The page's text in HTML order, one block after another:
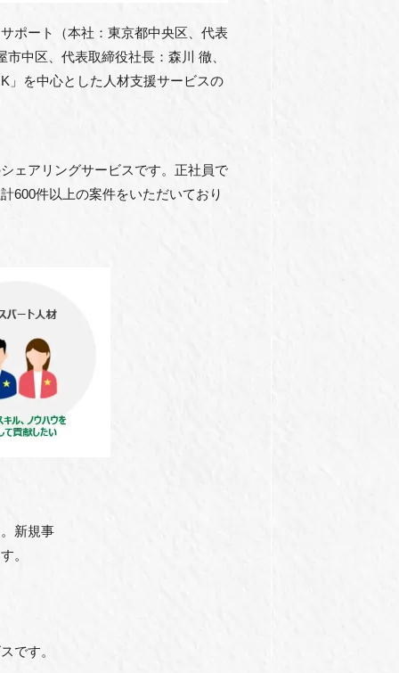
ポート（本社：東京都中央区、代表
中区、代表取締役社⻑：森川 徹、
」を中⼼とした⼈材⽀援サービスの
ェアリングサービスです。正社員で
600件以上の案件をいただいており
新規事
。
です。